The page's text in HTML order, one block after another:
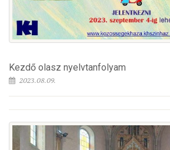
Kezdő olasz nyelvtanfolyam
2023.08.09.